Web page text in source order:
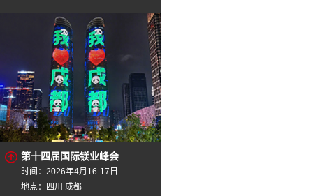
第十四届国际镁业峰会
时间：2026年4月16-17日
地点：四川 成都